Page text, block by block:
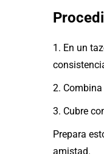
1. En un
2.
3. Cubre
Prepara
amistad.